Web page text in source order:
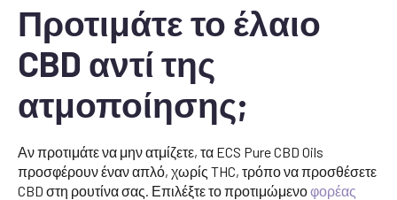
Προτιμάτε το έλαιο
CBD αντί της
ατμοποίησης;
Αν προτιμάτε να μην ατμίζετε, τα ECS Pure CBD Oils
προσφέρουν έναν απλό, χωρίς THC, τρόπο να προσθέσετε
CBD στη ρουτίνα σας. Επιλέξτε το προτιμώμενοφορέας